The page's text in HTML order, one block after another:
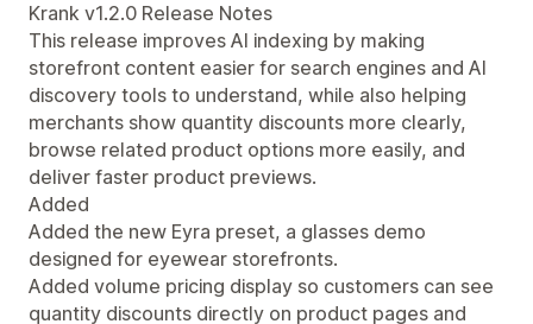
Krank v1.2.0 Release Notes
This release improves AI indexing by making
storefront content easier for search engines and AI
discovery tools to understand, while also helping
merchants show quantity discounts more clearly,
browse related product options more easily, and
deliver faster product previews.
Added
Added the new Eyra preset, a glasses demo
designed for eyewear storefronts.
Added volume pricing display so customers can see
quantity discounts directly on product pages and